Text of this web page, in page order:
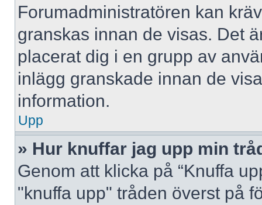
Forumadministratören kan
granskas innan de visas. Det
placerat dig i en grupp av
inlägg granskade innan de
information.
Upp
» Hur knuffar jag upp min
Genom att klicka på “Knuffa
"knuffa upp" tråden överst på